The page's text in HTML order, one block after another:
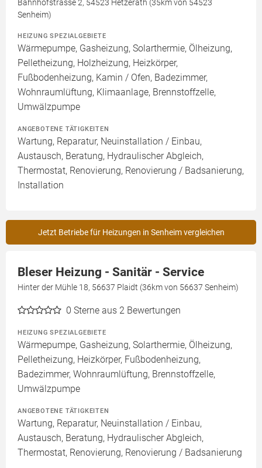
Bahnhofstrasse 2, 54523 Hetzerath (35km von 54523
Senheim)
HEIZUNG SPEZIALGEBIETE
Wärmepumpe, Gasheizung, Solarthermie, Ölheizung,
Pelletheizung, Holzheizung, Heizkörper,
Fußbodenheizung, Kamin / Ofen, Badezimmer,
Wohnraumlüftung, Klimaanlage, Brennstoffzelle,
Umwälzpumpe
ANGEBOTENE TÄTIGKEITEN
Wartung, Reparatur, Neuinstallation / Einbau,
Austausch, Beratung, Hydraulischer Abgleich,
Thermostat, Renovierung, Renovierung / Badsanierung,
Installation
Jetzt Betriebe für Heizungen in Senheim vergleichen
Bleser Heizung - Sanitär - Service
Hinter der Mühle 18, 56637 Plaidt (36km von 56637 Senheim)
0 Sterne aus 2 Bewertungen
HEIZUNG SPEZIALGEBIETE
Wärmepumpe, Gasheizung, Solarthermie, Ölheizung,
Pelletheizung, Heizkörper, Fußbodenheizung,
Badezimmer, Wohnraumlüftung, Brennstoffzelle,
Umwälzpumpe
ANGEBOTENE TÄTIGKEITEN
Wartung, Reparatur, Neuinstallation / Einbau,
Austausch, Beratung, Hydraulischer Abgleich,
Thermostat, Renovierung, Renovierung / Badsanierung